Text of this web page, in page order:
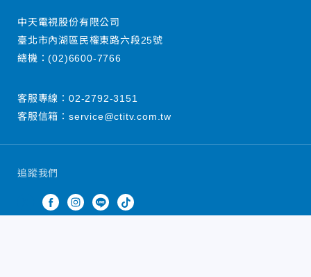
追蹤我們
中天電視股份有限公司
臺北市內湖區民權東路六段25號
總機：(02)6600-7766
客服專線： 02-2792-3151
客服信箱： service@ctitv.com.tw